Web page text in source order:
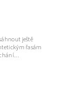
ještě
řasám